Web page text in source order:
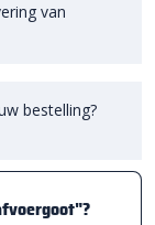
van
bestelling?